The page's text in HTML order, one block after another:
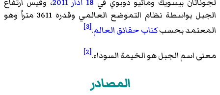
لجوناثان بيسويك وماثيو دوبوي في 18 آذار 2011، وقيس ارتفاع
الجبل بواسطة نظام التموضع العالمي وقدره 3611 متراً وهو
المعتمد بحسبكتاب حقائق العالم.
[3]
معنى اسم الجبل هو الخيمة السوداء.[2]
المصادر